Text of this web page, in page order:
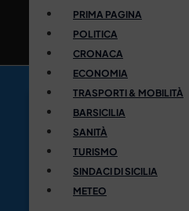
PRIMA PAGINA
POLITICA
CRONACA
ECONOMIA
TRASPORTI & MOBILITÀ
BARSICILIA
SANITÀ
TURISMO
SINDACI DI SICILIA
METEO